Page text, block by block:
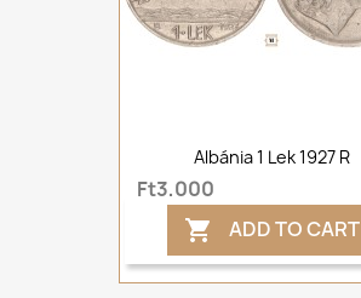
Albánia 1 Lek 1927 R
Ft3,000
 ADD TO CART